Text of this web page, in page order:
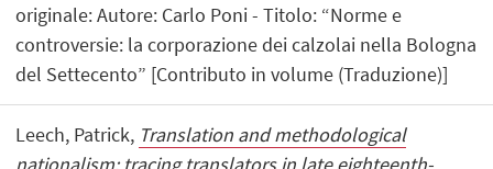
originale: Autore: Carlo Poni - Titolo: “Norme e
controversie: la corporazione dei calzolai nella Bologna
del Settecento” [Contributo in volume (Traduzione)]
Leech, Patrick, Translation and methodological